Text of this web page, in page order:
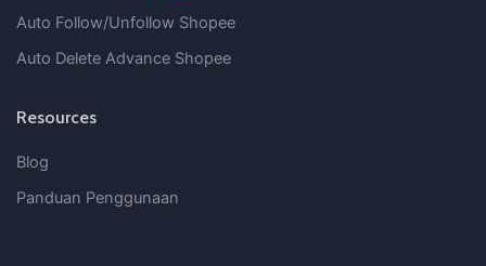
Auto Follow/Unfollow Shopee
Auto Delete Advance Shopee
Resources
Blog
Panduan Penggunaan